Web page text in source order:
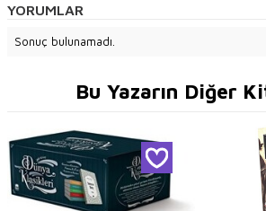
YORUMLAR
Sonuç bulunamadı.
Bu Yazarın Diğer